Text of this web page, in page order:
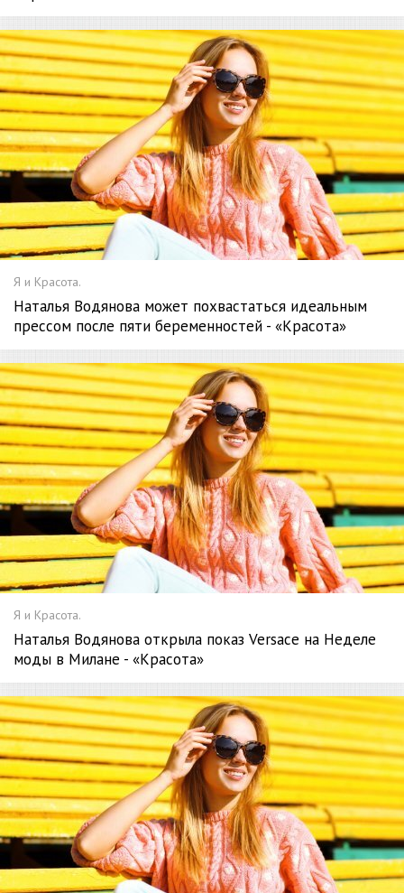
Я и Красота.
Наталья Водянова может похвастаться идеальным
прессом после пяти беременностей - «Красота»
Я и Красота.
Наталья Водянова открыла показ Versace на Неделе
моды в Милане - «Красота»